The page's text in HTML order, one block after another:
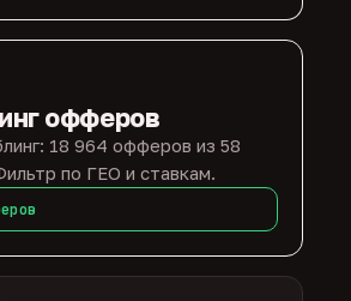
офферов
18 964 офферов из 58
по ГЕО и ставкам.